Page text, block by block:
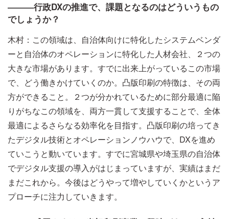
―――行政DXの推進で、課題となるのはどういうもの
でしょうか？
木村：この領域は、自治体向けに特化したシステムベンダ
ーと自治体のオペレーションに特化した人材会社、２つの
大きな市場があります。すでに出来上がっているこの市場
で、どう働きかけていくのか。凸版印刷の特徴は、その両
方ができること。２つが分かれているために部分最適に陥
りがちなこの領域を、両方一貫して支援することで、全体
最適によるさらなる効率化を目指す。凸版印刷の培ってき
たデジタル技術とオペレーションノウハウで、DXを進め
ていこうと動いています。すでに宮城県や埼玉県の自治体
でデジタル支援の導入がはじまっていますが、実績はまだ
まだこれから。今後はどうやって増やしていくかというア
プローチに注力していきます。